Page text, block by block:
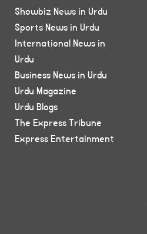
Showbiz News in Urdu
Sports News in Urdu
International News in
Urdu
Business News in Urdu
Urdu Magazine
Urdu Blogs
The Express Tribune
Express Entertainment